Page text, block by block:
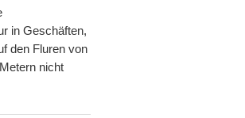
in Geschäften,
den Fluren von
nicht